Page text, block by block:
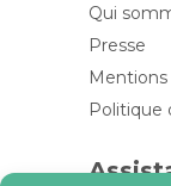
Qui
Presse
Politique